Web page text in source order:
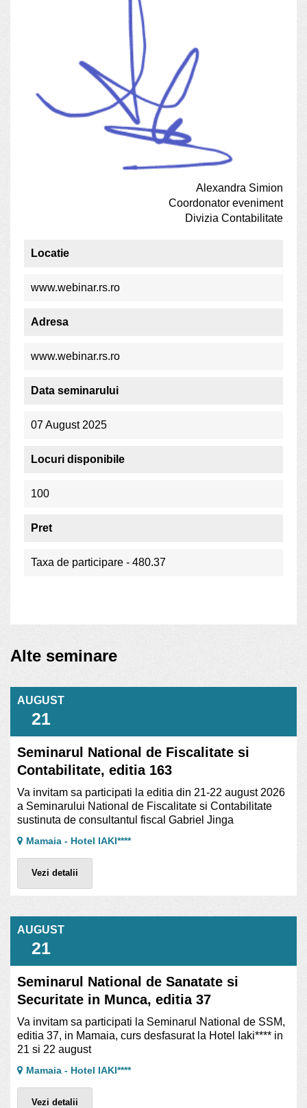
Alexandra Simion
Coordonator eveniment
Divizia Contabilitate
Locatie
www.webinar.rs.ro
Adresa
www.webinar.rs.ro
Data seminarului
07 August 2025
Locuri disponibile
100
Pret
Taxa de participare - 480.37
Alte seminare
AUGUST
21
Seminarul National de Fiscalitate si
Contabilitate, editia 163
Va invitam sa participati la editia din 21-22 august 2026
a Seminarului National de Fiscalitate si Contabilitate
sustinuta de consultantul fiscal Gabriel Jinga
Mamaia - Hotel IAKI****
Vezi detalii
AUGUST
21
Seminarul National de Sanatate si
Securitate in Munca, editia 37
Va invitam sa participati la Seminarul National de SSM,
editia 37, in Mamaia, curs desfasurat la Hotel Iaki**** in
21 si 22 august
Mamaia - Hotel IAKI****
Vezi detalii